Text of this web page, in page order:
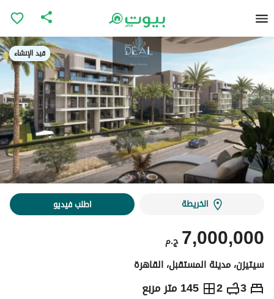
قيد الإنشاء
قيد الإنشاء
الخريطة اطلب فيديو
ج.م 7,000,000
سيتيزن، مدينة المستقبل، القاهرة
3
2 145 متر مربع ج.م 7,000,000